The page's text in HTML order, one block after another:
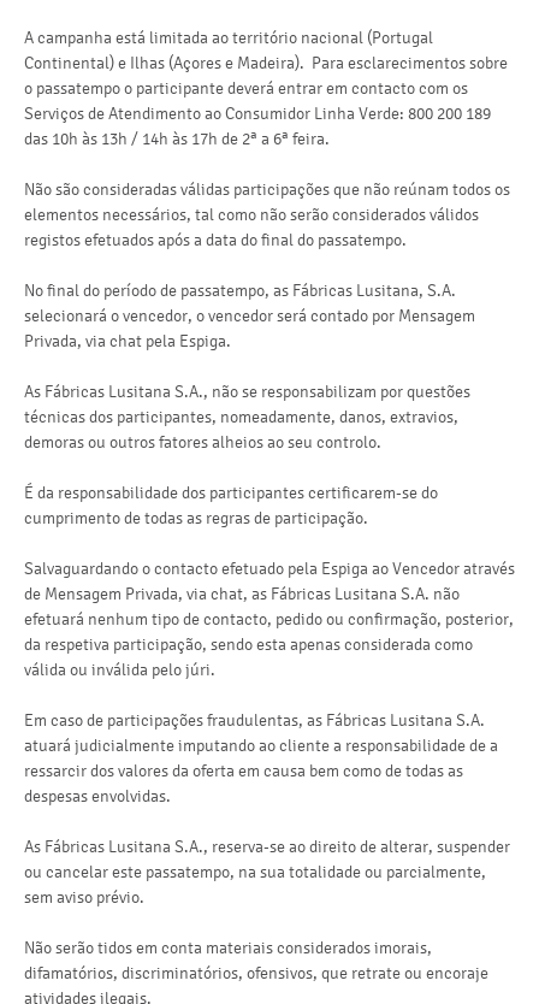
A campanha está limitada ao território nacional (Portugal
Continental) e Ilhas (Açores e Madeira). Para esclarecimentos sobre
o passatempo o participante deverá entrar em contacto com os
Serviços de Atendimento ao Consumidor Linha Verde: 800 200 189
das 10h às 13h / 14h às 17h de 2ª a 6ª feira.
Não são consideradas válidas participações que não reúnam todos os
elementos necessários, tal como não serão considerados válidos
registos efetuados após a data do final do passatempo.
No final do período de passatempo, as Fábricas Lusitana, S.A.
selecionará o vencedor, o vencedor será contado por Mensagem
Privada, via chat pela Espiga.
As Fábricas Lusitana S.A., não se responsabilizam por questões
técnicas dos participantes, nomeadamente, danos, extravios,
demoras ou outros fatores alheios ao seu controlo.
É da responsabilidade dos participantes certificarem-se do
cumprimento de todas as regras de participação.
Salvaguardando o contacto efetuado pela Espiga ao Vencedor através
de Mensagem Privada, via chat, as Fábricas Lusitana S.A. não
efetuará nenhum tipo de contacto, pedido ou confirmação, posterior,
da respetiva participação, sendo esta apenas considerada como
válida ou inválida pelo júri.
Em caso de participações fraudulentas, as Fábricas Lusitana S.A.
atuará judicialmente imputando ao cliente a responsabilidade de a
ressarcir dos valores da oferta em causa bem como de todas as
despesas envolvidas.
As Fábricas Lusitana S.A., reserva-se ao direito de alterar, suspender
ou cancelar este passatempo, na sua totalidade ou parcialmente,
sem aviso prévio.
Não serão tidos em conta materiais considerados imorais,
difamatórios, discriminatórios, ofensivos, que retrate ou encoraje
atividades ilegais.